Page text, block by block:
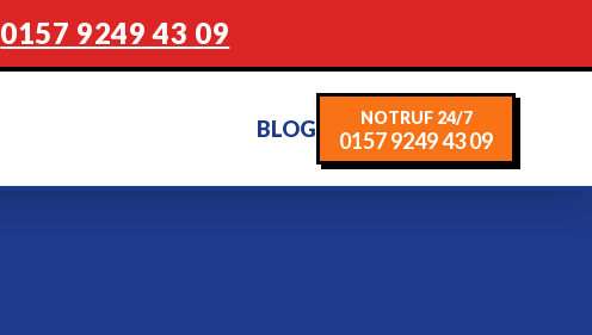
0157 9249 43 09
BLOG NOTRUF 24/7
0157 9249 43 09